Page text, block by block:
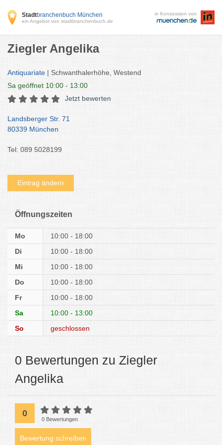
Stadtbranchenbuch München
ein Angebot von stadtbranchenbuch.de
in Konzession von
Ziegler Angelika
Antiquariate | Schwanthalerhöhe, Westend
Sa geöffnet 10:00 - 13:00
Jetzt bewerten
Landsberger Str. 71
80339 München
Tel: 089 5028199
Eintrag ändern
Öffnungszeiten
Mo
10:00 - 18:00
Di
10:00 - 18:00
Mi
10:00 - 18:00
Do
10:00 - 18:00
Fr
10:00 - 18:00
Sa
10:00 - 13:00
So
geschlossen
0 Bewertungen zu Ziegler
Angelika
0
0 Bewertungen
Bewertung schreiben